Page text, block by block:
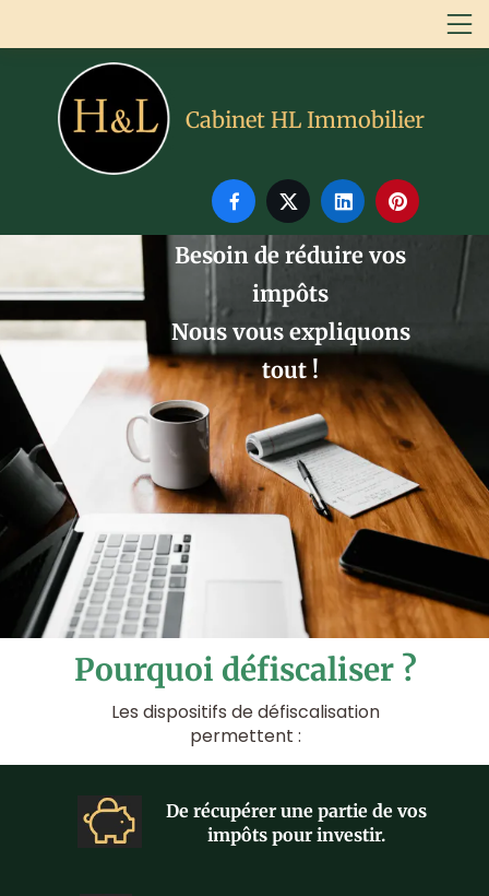
   
Cabinet HL Immobilier
Besoin de réduire vos
impôts
Nous vous expliquons
tout !
Pourquoi défiscaliser ?
Les dispositifs de défiscalisation
permettent :
De récupérer une partie de vos
impôts pour investir.